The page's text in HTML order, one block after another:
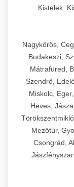
Kistelek,
Nagykörös,
Budakeszi,
Mátrafüred,
Szendrő,
Miskolc,
Heves,
Mezőtúr,
Csongrád,